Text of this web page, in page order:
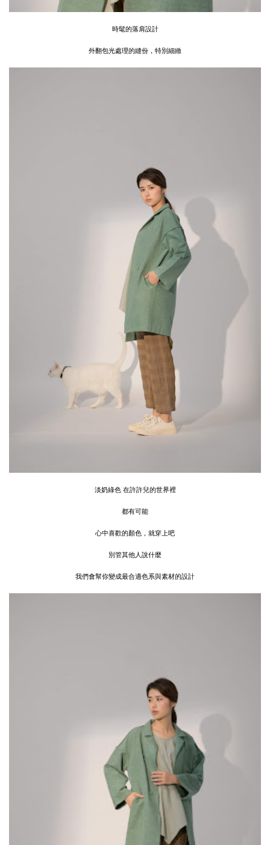
時髦的落肩設計
外翻包光處理的縫份，特別細緻
淡奶綠色 在許許兒的世界裡
都有可能
心中喜歡的顏色，就穿上吧
別管其他人說什麼
我們會幫你變成最合適色系與素材的設計